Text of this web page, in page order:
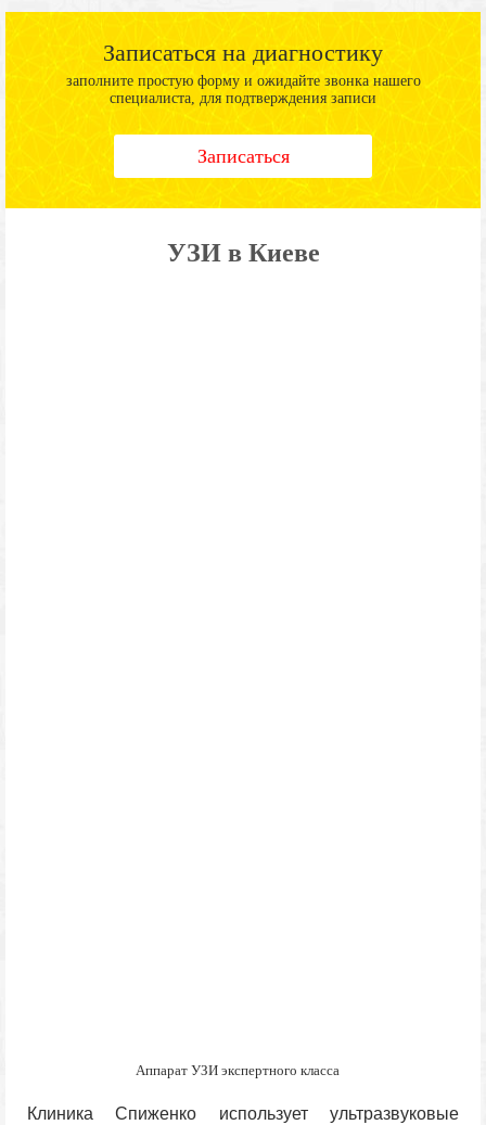
Записаться на диагностику
заполните простую форму и ожидайте звонка нашего
специалиста, для подтверждения записи
Записаться
УЗИ в Киеве
Аппарат УЗИ экспертного класса
Клиника Спиженко использует ультразвуковые